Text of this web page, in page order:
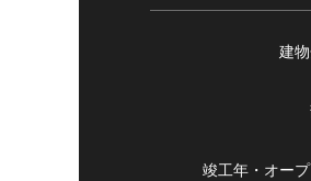
建
竣工年・ オー